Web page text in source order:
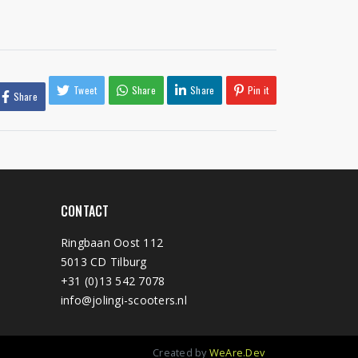
Share Tweet Share Share Pin it
CONTACT
Ringbaan Oost 112
5013 CD Tilburg
+31 (0)13 542 7078
info@jolingi-scooters.nl
Created byWeAre.Dev